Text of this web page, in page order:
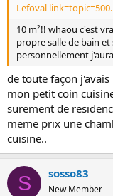
Lefoval
10 m²!! whaou c'est
propre salle de bain
personnellement
de toute façon
mon petit coin
surement de
meme prix une
cuisine..
S sosso83
New Member